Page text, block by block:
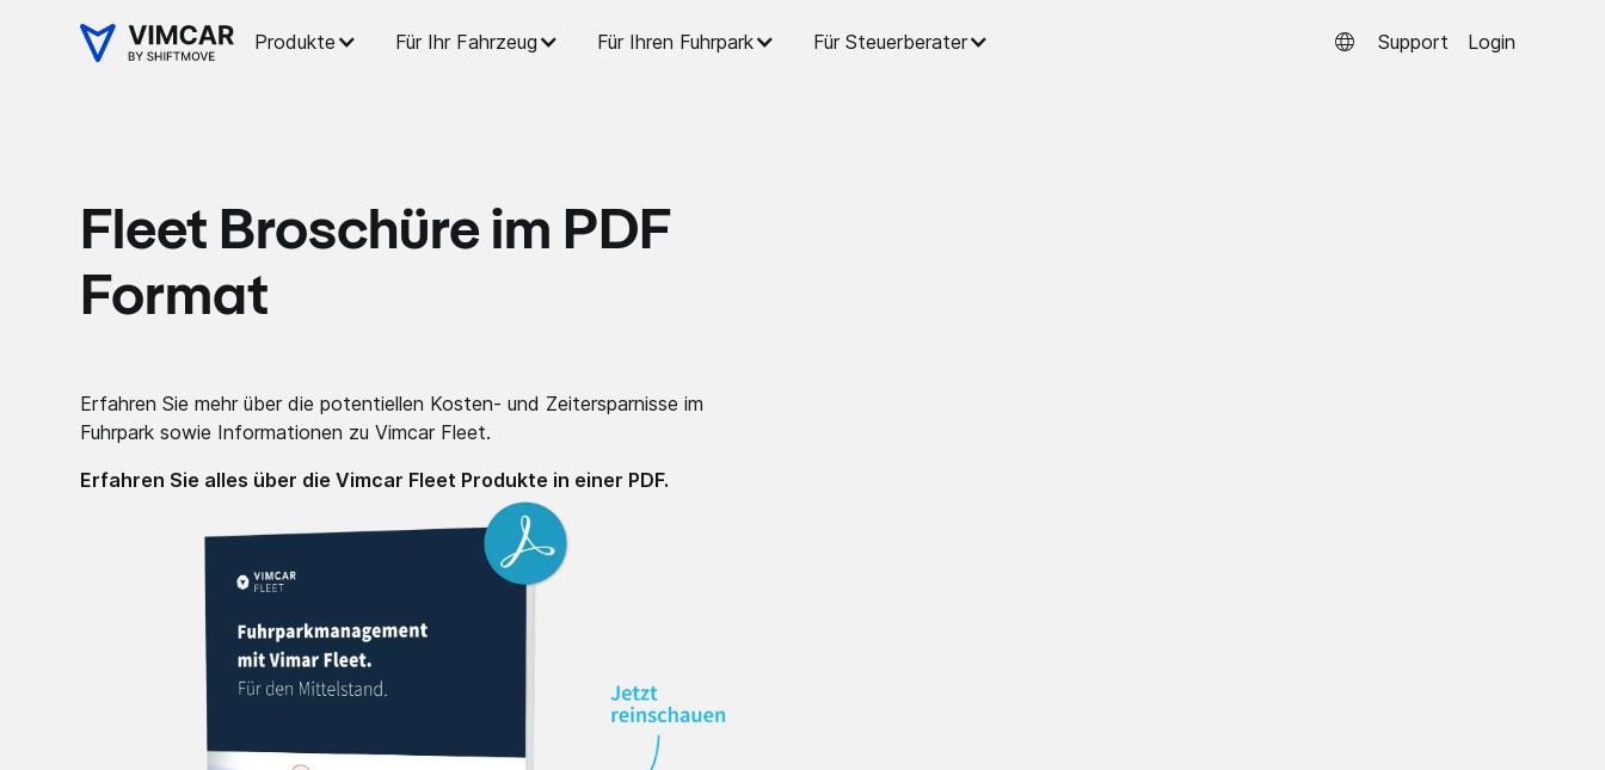
Produkte Für Ihr Fahrzeug Für Ihren Fuhrpark Für Steuerberater Support Login
Fleet Broschüre im PDF
Format
Erfahren Sie mehr über die potentiellen Kosten- und Zeitersparnisse im
Fuhrpark sowie Informationen zu Vimcar Fleet.
Erfahren Sie alles über die Vimcar Fleet Produkte in einer PDF.